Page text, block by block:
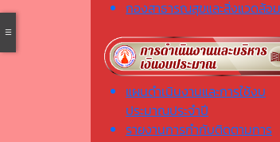
กองสาธารณสุขและสิ่งแวดล้อม
แผนดำเนินงานและการใช้งบ
ประมาณประจำปี
รายงานการกำกับติดตามการ